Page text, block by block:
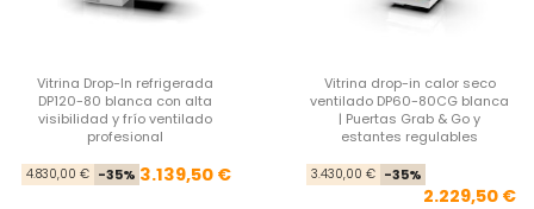
Vitrina Drop-In refrigerada
DP120-80 blanca con alta
visibilidad y frío ventilado
profesional
Precio base
4.830,00 € -35% Precio
3.139,50 €
Vitrina drop-in calor seco
ventilado DP60-80CG blanca
| Puertas Grab & Go y
estantes regulables
3.430,00 € -35%
2.229,50 €